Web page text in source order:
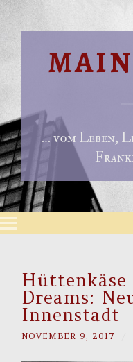
… vom Leben,
Menu
Dreams:
Innenstadt
NOVEMBER 9, 2017